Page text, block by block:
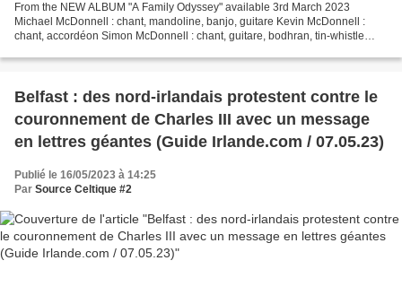
From the NEW ALBUM "A Family Odyssey" available 3rd March 2023
Michael McDonnell : chant, mandoline, banjo, guitare Kevin McDonnell :
chant, accordéon Simon McDonnell : chant, guitare, bodhran, tin-whistle
Belfast : des nord-irlandais protestent contre le
couronnement de Charles III avec un message
en lettres géantes (Guide Irlande.com / 07.05.23)
Publié le 16/05/2023 à 14:25
Par Source Celtique #2